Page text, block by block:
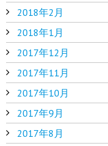
2018年2月
2018年1月
2017年12月
2017年11月
2017年10月
2017年9月
2017年8月